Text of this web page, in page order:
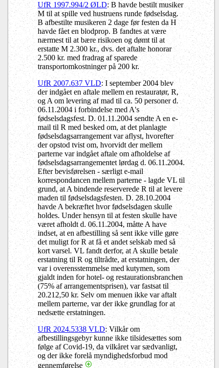
UfR 1997.994/2 ØLD: B havde bestilt musiker
M til at spille ved hustruens runde fødselsdag.
B afbestilte musikeren 2 dage før festen da H
havde fået en blodprop. B fandtes at være
nærmest til at bære risikoen og dømt til at
erstatte M 2.300 kr., dvs. det aftalte honorar
2.500 kr. med fradrag af sparede
transportomkostninger på 200 kr.
UfR 2007.637 VLD: I september 2004 blev
der indgået en aftale mellem en restauratør, R,
og A om levering af mad til ca. 50 personer d.
06.11.2004 i forbindelse med A's
fødselsdagsfest. D. 01.11.2004 sendte A en e-
mail til R med besked om, at det planlagte
fødselsdagsarrangement var aflyst, hvorefter
der opstod tvist om, hvorvidt der mellem
parterne var indgået aftale om afholdelse af
fødselsdagsarrangementet lørdag d. 06.11.2004.
Efter bevisførelsen - særligt e-mail
korrespondancen mellem parterne - lagde VL til
grund, at A bindende reserverede R til at levere
maden til fødselsdagsfesten. D. 28.10.2004
havde A bekræftet hvor fødselsdagen skulle
holdes. Under hensyn til at festen skulle have
været afholdt d. 06.11.2004, måtte A have
indset, at en afbestilling så sent ikke ville gøre
det muligt for R at få et andet selskab med så
kort varsel. VL fandt derfor, at A skulle betale
erstatning til R og tiltrådte, at erstatningen, der
var i overensstemmelse med kutymen, som
gjaldt inden for hotel- og restaurationsbranchen
(75% af arrangementsprisen), var fastsat til
20.212,50 kr. Selv om menuen ikke var aftalt
mellem parterne, var der ikke grundlag for at
nedsætte erstatningen.
UfR 2024.5338 VLD: Vilkår om
afbestillingsgebyr kunne ikke tilsidesættes som
følge af Covid-19, da vilkåret var sædvanligt,
og der ikke forelå myndighedsforbud mod
gennemførelse